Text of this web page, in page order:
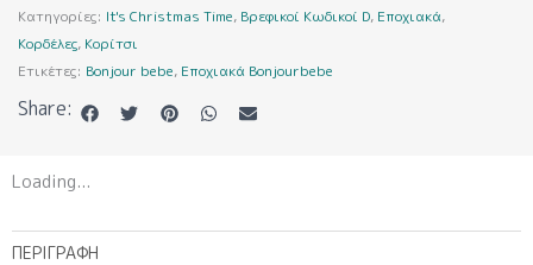
Κατηγορίες: It's Christmas Time, Βρεφικοί Κωδικοί D, Εποχιακά,
Κορδέλες, Κορίτσι
Ετικέτες: Bonjour bebe, Εποχιακά Bonjourbebe
Share:
Loading...
ΠΕΡΙΓΡΑΦΉ